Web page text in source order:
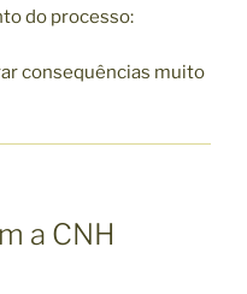
do processo:
consequências muito
a CNH